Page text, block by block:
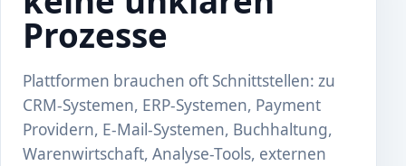
Prozesse
Plattformen brauchen oft Schnittstellen: zu
CRM-Systemen, ERP-Systemen, Payment
Providern, E-Mail-Systemen, Buchhaltung,
Warenwirtschaft, Analyse-Tools, externen